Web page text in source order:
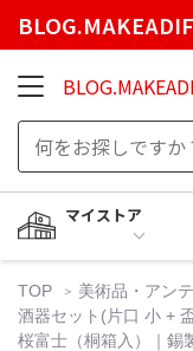
マイストア
TOP 美術品・アン
酒器セット(片口 小 +
桜富士（桐箱入）｜錫